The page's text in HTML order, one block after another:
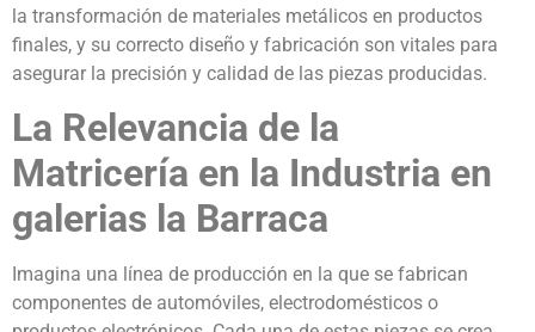
la transformación de materiales metálicos en productos
finales, y su correcto diseño y fabricación son vitales para
asegurar la precisión y calidad de las piezas producidas.
La Relevancia de la
Matricería en la Industria en
galerias la Barraca
Imagina una línea de producción en la que se fabrican
componentes de automóviles, electrodomésticos o